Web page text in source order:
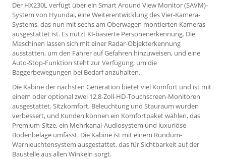
Der HX230L verfügt über ein Smart Around View Monitor (SAVM)-
System von Hyundai, eine Weiterentwicklung des Vier-Kamera-
Systems, das nun mit sechs am Oberwagen montierten Kameras
ausgestattet ist. Es nutzt KI-basierte Personenerkennung. Die
Maschinen lassen sich mit einer Radar-Objekterkennung
ausstatten, um den Fahrer auf Gefahren hinzuweisen, und eine
Auto-Stop-Funktion steht zur Verfügung, um die
Baggerbewegungen bei Bedarf anzuhalten.
Die Kabine der nächsten Generation bietet viel Komfort und ist mit
einem oder optional zwei 12,8-Zoll-HD-Touchscreen-Monitoren
ausgestattet. Sitzkomfort, Beleuchtung und Stauraum wurden
verbessert, und Kunden können ein Komfortpaket wählen, das
Premium-Sitze, ein Mehrkanal-Audiosystem und luxuriöse
Bodenbeläge umfasst. Die Kabine ist mit einem Rundum-
Warnleuchtensystem ausgestattet, das für Sichtbarkeit auf der
Baustelle aus allen Winkeln sorgt.